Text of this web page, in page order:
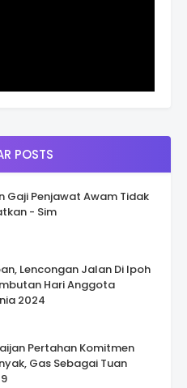
POSTS
Gaji Penjawat Awam Tidak
- Sim
Lencongan Jalan Di Ipoh
Hari Anggota
2024
Pertahan Komitmen
Gas Sebagai Tuan